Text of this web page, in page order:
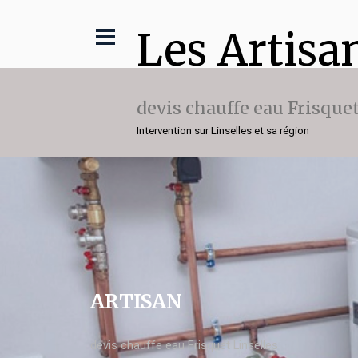
Les
devis chauffe eau
Intervention sur Linselles et sa région
ARTISAN
devis chauffe eau Frisquet Linselles